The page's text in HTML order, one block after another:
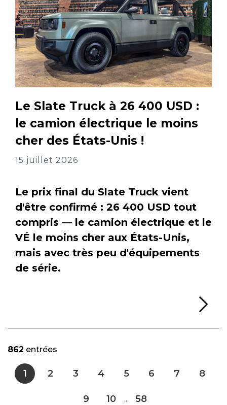
Le Slate Truck à 26 400 USD :
le camion électrique le moins
cher des États-Unis !
15 juillet 2026
Le prix final du Slate Truck vient
d'être confirmé : 26 400 USD tout
compris — le camion électrique et le
VÉ le moins cher aux États-Unis,
mais avec très peu d'équipements
de série.
862 entrées
1 2 3 4 5 6 7 8
9 10 ... 58